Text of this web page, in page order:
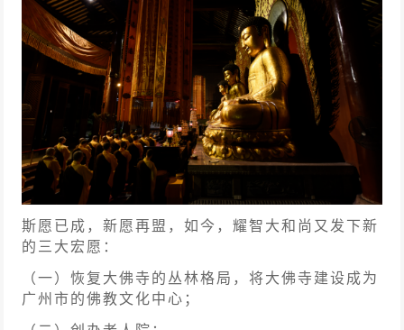
斯愿已成，新愿再盟，如今，耀智大和尚又发下新
的三大宏愿：
（一）恢复大佛寺的丛林格局，将大佛寺建设成为
广州市的佛教文化中心；